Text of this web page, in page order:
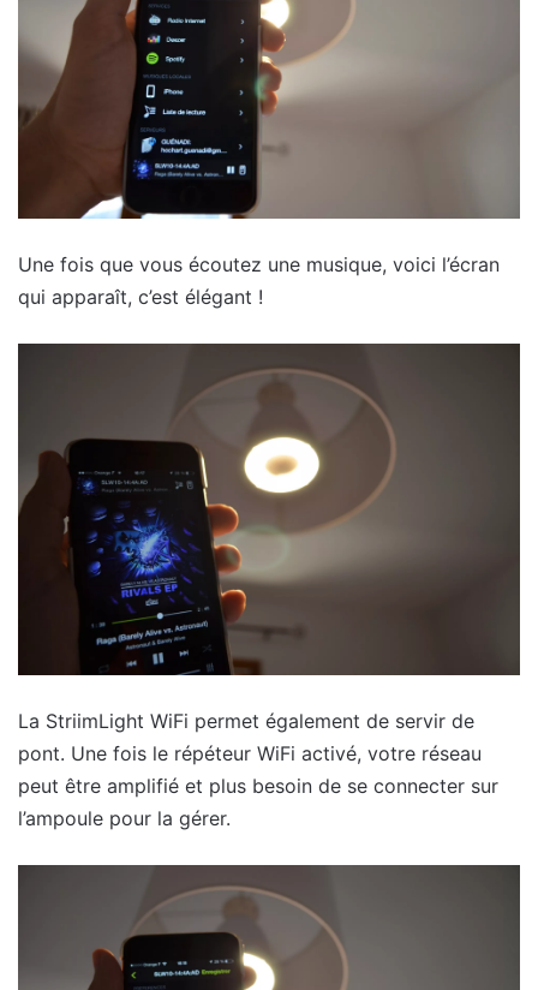
Une fois que vous écoutez une musique, voici l’écran
qui apparaît, c’est élégant !
La StriimLight WiFi permet également de servir de
pont. Une fois le répéteur WiFi activé, votre réseau
peut être amplifié et plus besoin de se connecter sur
l’ampoule pour la gérer.